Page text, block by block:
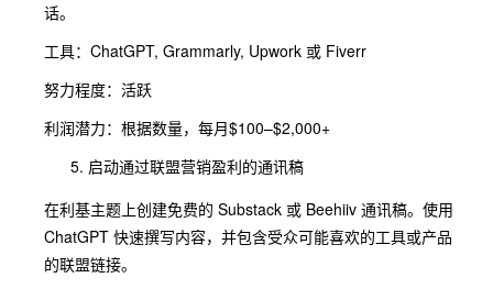
话。
工具：ChatGPT, Grammarly, Upwork 或 Fiverr
努力程度：活跃
利润潜力：根据数量，每月$100–$2,000+
启动通过联盟营销盈利的通讯稿
在利基主题上创建免费的 Substack 或 Beehiiv 通讯稿。使用
ChatGPT 快速撰写内容，并包含受众可能喜欢的工具或产品
的联盟链接。